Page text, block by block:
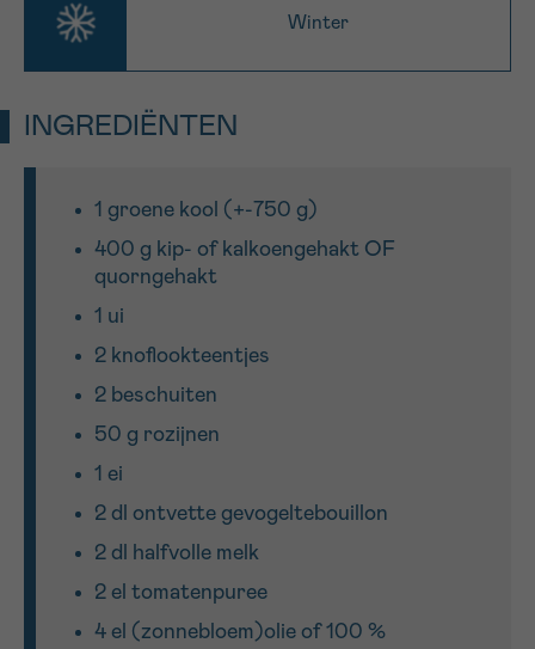
Winter
INGREDIËNTEN
1 groene kool (+-750 g)
400 g kip- of kalkoengehakt OF
quorngehakt
1 ui
2 knoflookteentjes
2 beschuiten
50 g rozijnen
1 ei
2 dl ontvette gevogeltebouillon
2 dl halfvolle melk
2 el tomatenpuree
4 el (zonnebloem)olie of 100 %
Ik aanvaard de
gebruiksvoorwaarden
Sturen